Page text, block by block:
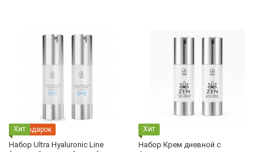
подарок
Хит
Набор Ultra Hyaluronic Line
Хит
Набор Крем дневной с